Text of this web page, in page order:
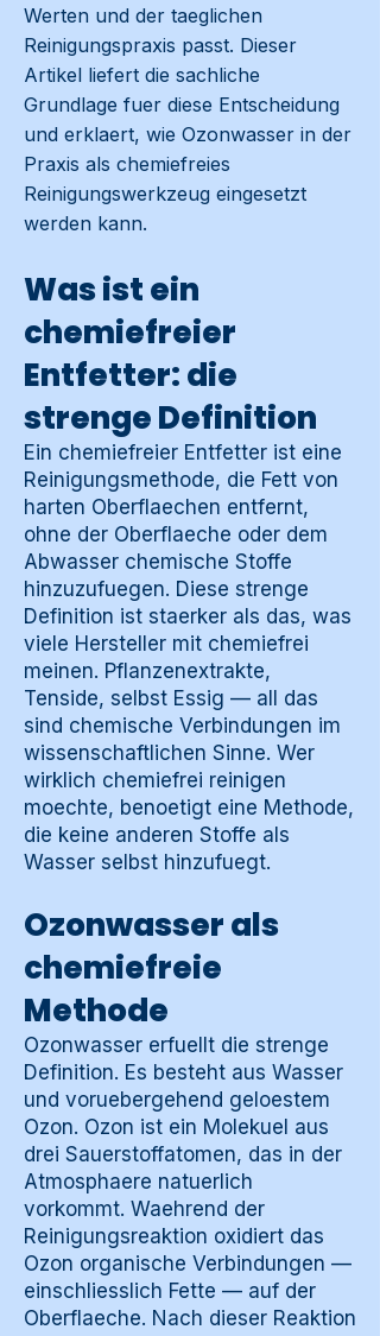
Werten und der taeglichen
Reinigungspraxis passt. Dieser
Artikel liefert die sachliche
Grundlage fuer diese Entscheidung
und erklaert, wie Ozonwasser in der
Praxis als chemiefreies
Reinigungswerkzeug eingesetzt
werden kann.
Was ist ein
chemiefreier
Entfetter: die
strenge Definition
Ein chemiefreier Entfetter ist eine
Reinigungsmethode, die Fett von
harten Oberflaechen entfernt,
ohne der Oberflaeche oder dem
Abwasser chemische Stoffe
hinzuzufuegen. Diese strenge
Definition ist staerker als das, was
viele Hersteller mit chemiefrei
meinen. Pflanzenextrakte,
Tenside, selbst Essig — all das
sind chemische Verbindungen im
wissenschaftlichen Sinne. Wer
wirklich chemiefrei reinigen
moechte, benoetigt eine Methode,
die keine anderen Stoffe als
Wasser selbst hinzufuegt.
Ozonwasser als
chemiefreie
Methode
Ozonwasser erfuellt die strenge
Definition. Es besteht aus Wasser
und voruebergehend geloestem
Ozon. Ozon ist ein Molekuel aus
drei Sauerstoffatomen, das in der
Atmosphaere natuerlich
vorkommt. Waehrend der
Reinigungsreaktion oxidiert das
Ozon organische Verbindungen —
einschliesslich Fette — auf der
Oberflaeche. Nach dieser Reaktion